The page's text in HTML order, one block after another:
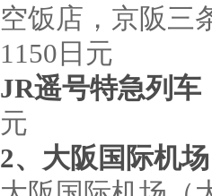
空饭店，京阪三
1150日元
JR遥号特急列车
元
2、大阪国际机场